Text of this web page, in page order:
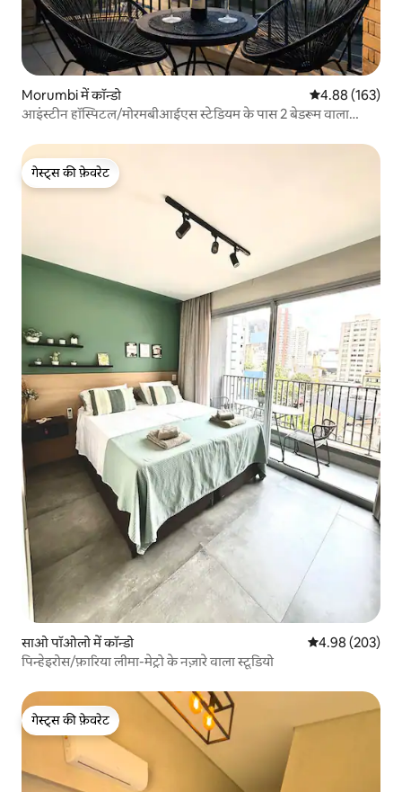
Morumbi में कॉन्डो औसत रेटिंग 5 में से
4.88 (163)
आइंस्टीन हॉस्पिटल/मोरमबीआईएस स्टेडियम के पास 2 बेडरूम वाला
गेस्ट्स की फ़ेवरेट
गेस्ट्स की फ़ेवरेट
साओ पॉओलो में कॉन्डो औसत रेटिंग 5 में से
4.98 (203)
पिन्हेइरोस/फ़ारिया लीमा-मेट्रो के नज़ारे वाला स्टूडियो
गेस्ट्स की फ़ेवरेट
गेस्ट्स की फ़ेवरेट